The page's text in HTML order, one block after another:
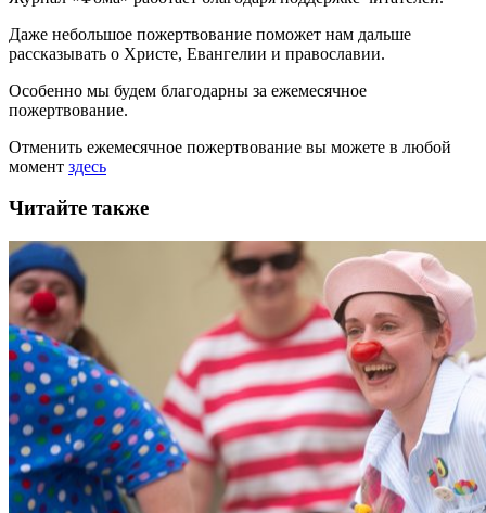
Даже небольшое пожертвование поможет нам дальше
рассказывать о Христе, Евангелии и православии.
Особенно мы будем благодарны за ежемесячное
пожертвование.
Отменить ежемесячное пожертвование вы можете в любой
момент здесь
Читайте также